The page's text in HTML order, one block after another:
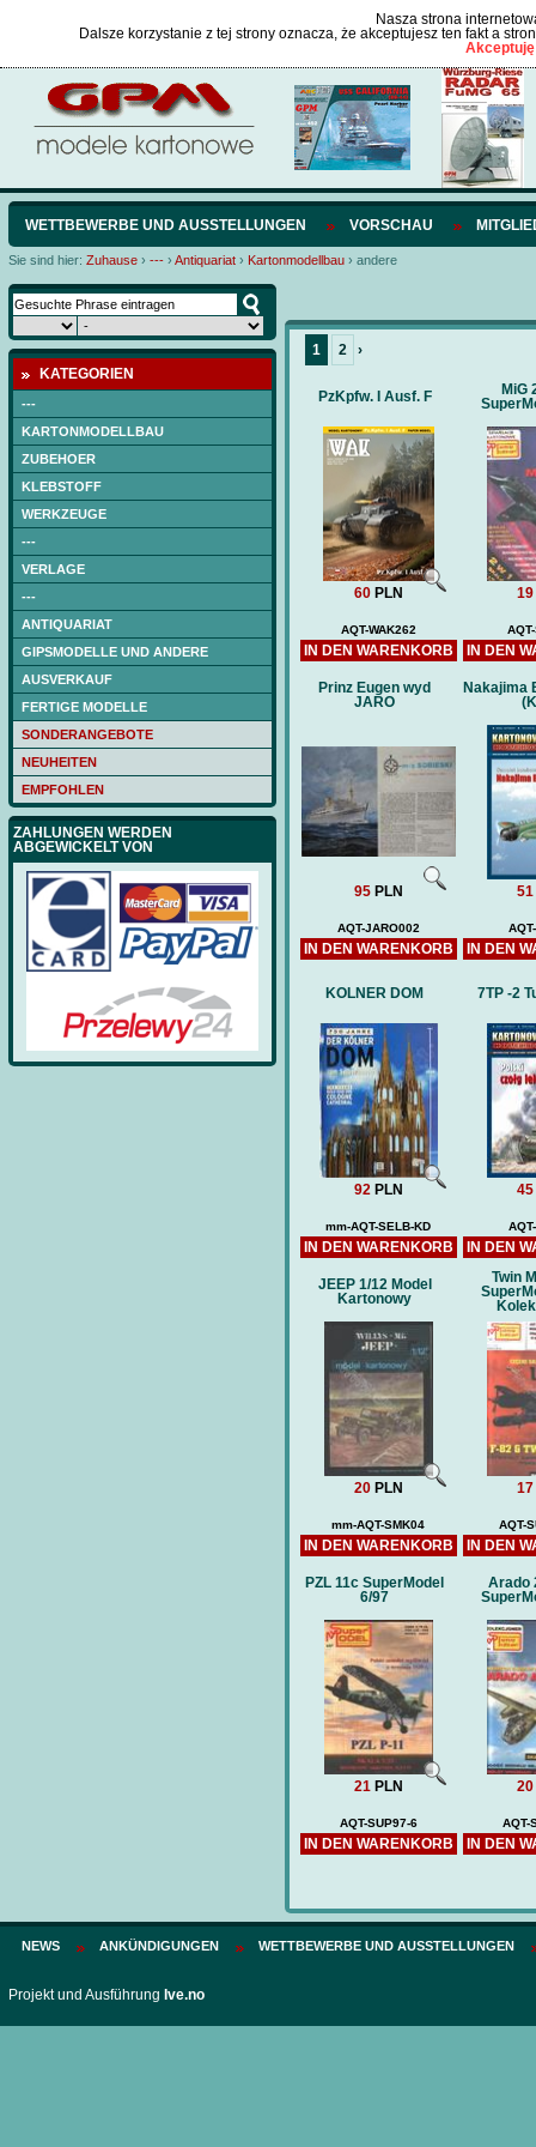
Nasza strona
Dalsze korzystanie z tej strony oznacza, że akceptujesz ten fakt a
WETTBEWERBE UND AUSSTELLUNGEN VORSCHAU
Sie sind hier: Zuhause › --- › Antiquariat › Kartonmodellbau › andere
KATEGORIEN
---
KARTONMODELLBAU
ZUBEHOER
KLEBSTOFF
WERKZEUGE
---
VERLAGE
---
ANTIQUARIAT
GIPSMODELLE UND ANDERE
AUSVERKAUF
FERTIGE MODELLE
SONDERANGEBOTE
NEUHEITEN
EMPFOHLEN
ZAHLUNGEN WERDEN
ABGEWICKELT VON
1 2 ›
PzKpfw. I Ausf. F
60 PLN
AQT-WAK262
IN DEN WARENKORB
MiG
19
IN DEN
Prinz Eugen wyd
JARO
95 PLN
AQT-JARO002
IN DEN WARENKORB
Nakajima
51
IN DEN
KOLNER DOM
92 PLN
mm-AQT-SELB-KD
IN DEN WARENKORB
7TP -2
45
IN DEN
JEEP 1/12 Model
Kartonowy
20 PLN
mm-AQT-SMK04
IN DEN WARENKORB
Twin
17
AQT-
IN DEN
PZL 11c SuperModel
6/97
21 PLN
AQT-SUP97-6
IN DEN WARENKORB
Arado
20
AQT-
IN DEN
NAGATO (DB) -
Ausgeschnitten
RUMPF)
NEWS ANKÜNDIGUNGEN WETTBEWERBE UND AUSSTELLUNGEN
Projekt und Ausführung Ive.no